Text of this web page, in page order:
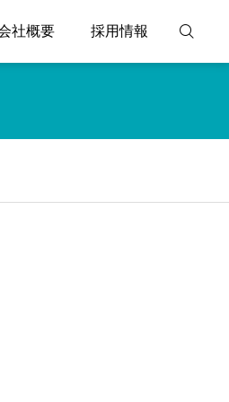
社概要 採用情報